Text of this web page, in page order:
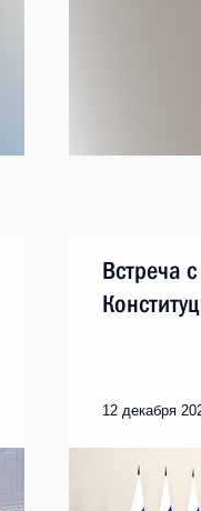
Встреча
12 декабря